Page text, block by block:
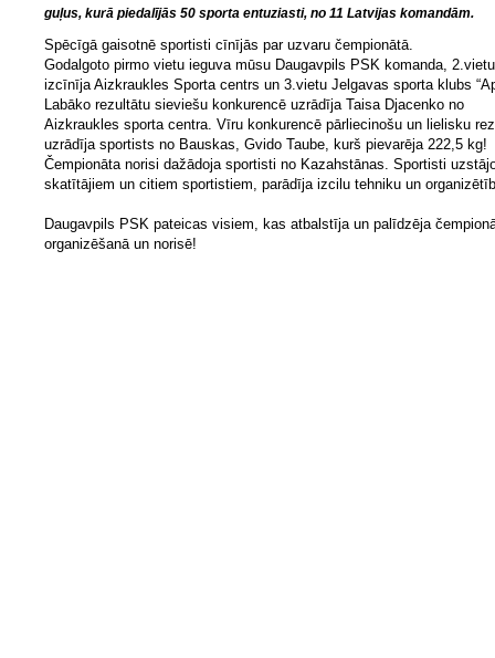
guļus, kurā piedalījās 50 sporta entuziasti, no 11 Latvijas komandām.
Spēcīgā gaisotnē sportisti cīnījās par uzvaru čempionātā.
Godalgoto pirmo vietu ieguva mūsu Daugavpils PSK komanda, 2.vietu
izcīnīja Aizkraukles Sporta centrs un 3.vietu Jelgavas sporta klubs
Labāko rezultātu sieviešu konkurencē uzrādīja Taisa Djacenko no
Aizkraukles sporta centra. Vīru konkurencē pārliecinošu un lielisku
uzrādīja sportists no Bauskas, Gvido Taube, kurš pievarēja 222,5 kg!
Čempionāta norisi dažādoja sportisti no Kazahstānas. Sportisti
skatītājiem un citiem sportistiem, parādīja izcilu tehniku un
Daugavpils PSK pateicas visiem, kas atbalstīja un palīdzēja
organizēšanā un norisē!